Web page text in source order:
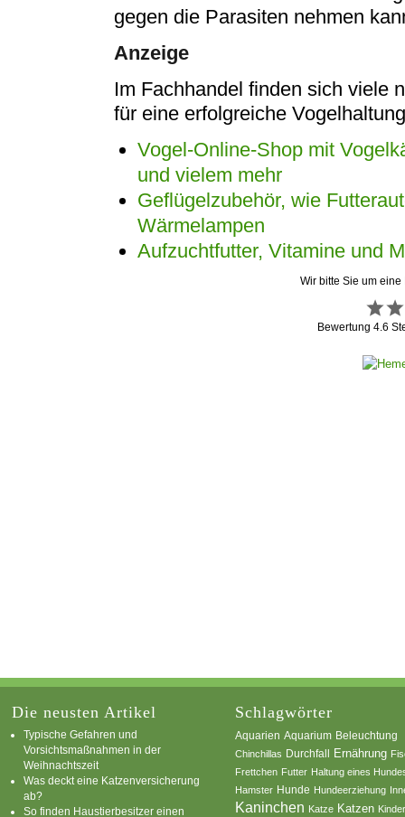
gegen die Parasiten nehmen
Anzeige
Im Fachhandel finden sich viele
für eine erfolgreiche
Vogel-Online-Shop mit
und vielem mehr
Geflügelzubehör, wie
Wärmelampen
Aufzuchtfutter, Vitamine und
Wir bitte Sie um
Bewertung4.6
Die neusten Artikel
Typische Gefahren und
Vorsichtsmaßnahmen in der
Weihnachtszeit
Was deckt eine Katzenversicherung
ab?
So finden Haustierbesitzer einen
Schlagwörter
Aquarien Aquarium Beleuchtung
Chinchillas Durchfall Ernährung
Frettchen Futter Haltung eines
Hamster Hunde Hundeerziehung
Kaninchen Katze Katzen